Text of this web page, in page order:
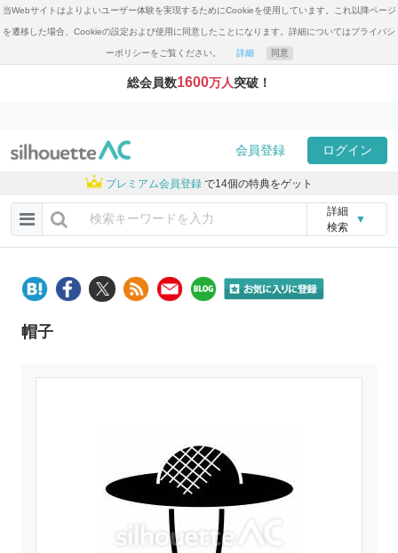
当Webサイトはよりよいユーザー体験を実現するためにCookieを使用しています。これ以降ページ
を遷移した場合、Cookieの設定および使用に同意したことになります。詳細についてはプライバシ
ーポリシーをご覧ください。 詳細 同意
総会員数1600万人突破！
会員登録 ログイン
プレミアム会員登録 で14個の特典をゲット
詳細
検索
▼
帽子